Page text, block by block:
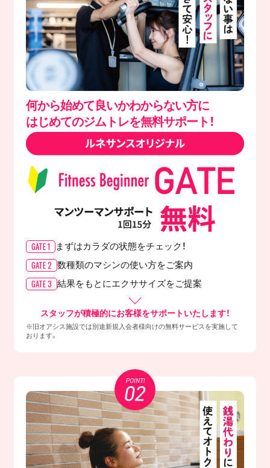
何から始めて良いかわからない方に
はじめてのジムトレを無料サポート！
GATE 1 まずはカラダの状態をチェック！
GATE 2 数種類のマシンの使い方をご案内
GATE 3 結果をもとにエクササイズをご提案
スタッフが積極的にお客様をサポートいたします！
※旧オアシス施設では別途新規入会者様向けの無料サービスを実施して
おります。